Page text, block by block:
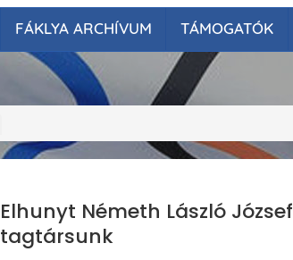
FÁKLYA ARCHÍVUM TÁMOGATÓK
Elhunyt Németh László József
tagtársunk